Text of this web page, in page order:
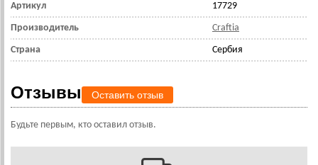
Артикул 17729
Производитель Craftia
Страна Сербия
Отзывы Оставить отзыв
Будьте первым, кто оставил отзыв.